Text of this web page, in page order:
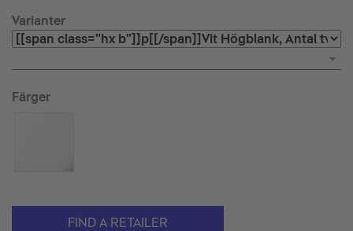
Varianter
Färger
FIND A RETAILER